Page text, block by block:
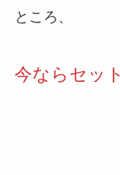
ところ、
今ならセッ